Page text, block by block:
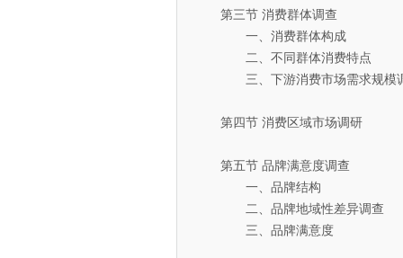
第三节 消费群体调查
一、消费群体构成
二、不同群体消费特点
三、下游消费市场需求规模
第四节 消费区域市场调研
第五节 品牌满意度调查
一、品牌结构
二、品牌地域性差异调查
三、品牌满意度